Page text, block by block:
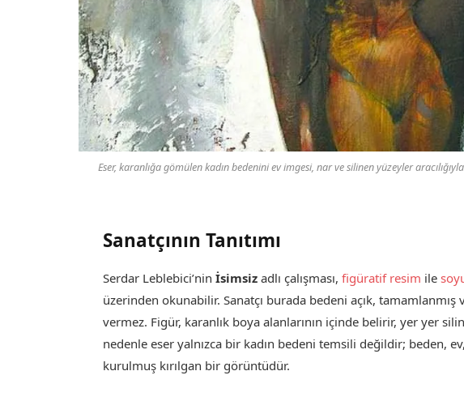
Eser, karanlığa gömülen kadın bedenini ev imgesi, nar ve silinen yüzeyler
Sanatçının Tanıtımı
Serdar Leblebici’ninİsimsiz adlı çalışması,figüratif resim ile
üzerinden okunabilir. Sanatçı burada bedeni açık,
vermez. Figür, karanlık boya alanlarının içinde belirir, yer yer
nedenle eser yalnızca bir kadın bedeni temsili değildir; beden,
kurulmuş kırılgan bir görüntüdür.